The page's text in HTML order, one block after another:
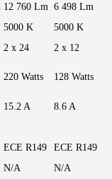
12 760 Lm 6 498 Lm
5000 K
5000 K
2 x 24
2 x 12
220 Watts 128 Watts
15.2 A
8.6 A
ECE R149 ECE R149
N/A
N/A